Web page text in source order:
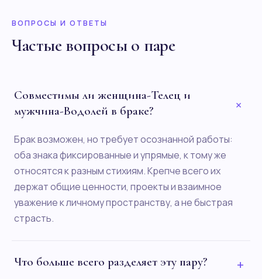
ВОПРОСЫ И ОТВЕТЫ
Частые вопросы о паре
Совместимы ли женщина-Телец и
мужчина-Водолей в браке?
+
Брак возможен, но требует осознанной работы:
оба знака фиксированные и упрямые, к тому же
относятся к разным стихиям. Крепче всего их
держат общие ценности, проекты и взаимное
уважение к личному пространству, а не быстрая
страсть.
Что больше всего разделяет эту пару? +